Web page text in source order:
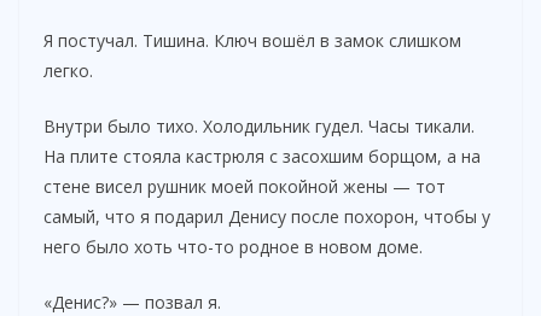
V
d
e
Я постучал. Тишина. Ключ вошёл в замок слишком
легко.
Внутри было тихо. Холодильник гудел. Часы тикали.
На плите стояла кастрюля с засохшим борщом, а на
стене висел рушник моей покойной жены — тот
самый, что я подарил Денису после похорон, чтобы у
него было хоть что-то родное в новом доме.
«Денис?» — позвал я.